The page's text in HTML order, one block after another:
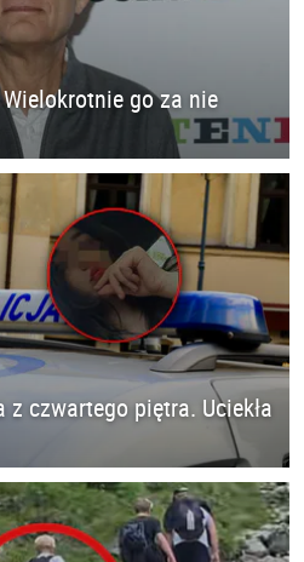
go za nie
z czwartego piętra. Uciekła